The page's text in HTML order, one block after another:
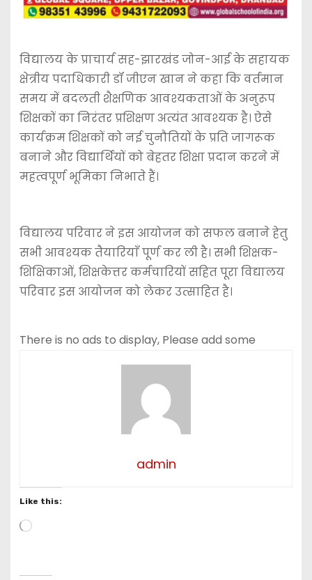
विद्यालय के प्राचार्य सह-झारखंड जोन-आई के सहायक
क्षेत्रीय पदाधिकारी डॉ जीएन खान ने कहा कि वर्तमान
समय में बदलती शैक्षणिक आवश्यकताओं के अनुरूप
शिक्षकों का निरंतर प्रशिक्षण अत्यंत आवश्यक है। ऐसे
कार्यक्रम शिक्षकों को नई चुनौतियों के प्रति जागरूक
बनाने और विद्यार्थियों को बेहतर शिक्षा प्रदान करने में
महत्वपूर्ण भूमिका निभाते हैं।
विद्यालय परिवार ने इस आयोजन को सफल बनाने हेतु
सभी आवश्यक तैयारियाँ पूर्ण कर ली है। सभी शिक्षक-
शिक्षिकाओं, शिक्षकेत्तर कर्मचारियों सहित पूरा विद्यालय
परिवार इस आयोजन को लेकर उत्साहित है।
There is no ads to display, Please add some
admin
Like this:
L